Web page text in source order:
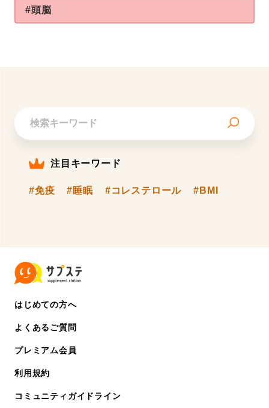
#頭脳
注目キーワード
#免疫 #睡眠 #コレステロール #BMI
はじめての方へ
よくあるご質問
プレミアム会員
利用規約
コミュニティガイドライン